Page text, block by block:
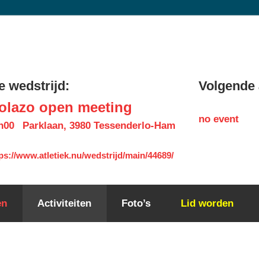
wedstrijd:
open meeting
Parklaan, 3980 Tessenderlo-Ham
www.atletiek.nu/wedstrijd/main/44689/
no event
Activiteiten Foto’s Lid worden